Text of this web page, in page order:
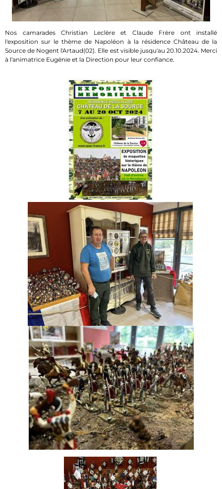
Nos camarades Christian Leclère et Claude Frère ont installé
l'exposition sur le thème de Napoléon à la résidence Château de la
Source de Nogent l'Artaud(02). Elle est visible jusqu'au 20.10.2024. Merci
à l'animatrice Eugénie et la Direction pour leur confiance.